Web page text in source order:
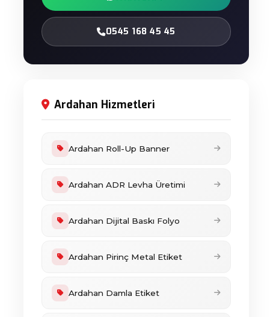
0545 168 45 45
Ardahan Hizmetleri
Ardahan Roll-Up Banner
Ardahan ADR Levha Üretimi
Ardahan Dijital Baskı Folyo
Ardahan Pirinç Metal Etiket
Ardahan Damla Etiket